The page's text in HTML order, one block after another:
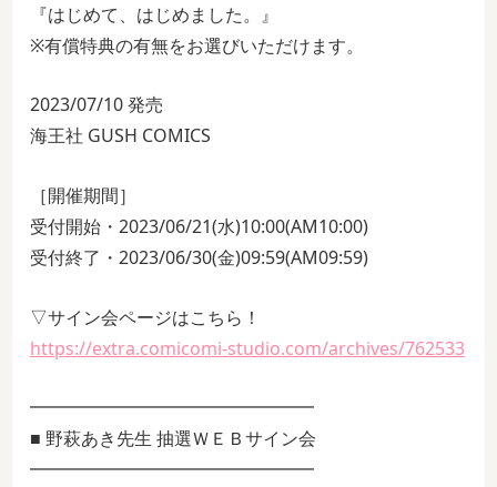
『はじめて、はじめました。』
※有償特典の有無をお選びいただけます。
2023/07/10 発売
海王社 GUSH COMICS
［開催期間］
受付開始・2023/06/21(水)10:00(AM10:00)
受付終了・2023/06/30(金)09:59(AM09:59)
▽サイン会ページはこちら！
https://extra.comicomi-studio.com/archives/762533
━━━━━━━━━━━━━━━━
■ 野萩あき先生 抽選ＷＥＢサイン会
━━━━━━━━━━━━━━━━